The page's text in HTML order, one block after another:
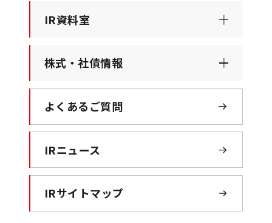
IR資料室
株式・社債情報
よくあるご質問
IRニュース
IRサイトマップ